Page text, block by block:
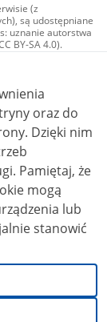
(z
są udostępniane
uznanie autorstwa
BY-SA 4.0).
materiały
typu
użycie
4.0 (CC BY-
inaczej.
oraz do
nim
że
mogą
lub
stanowić